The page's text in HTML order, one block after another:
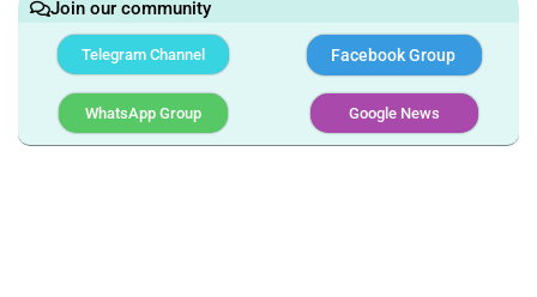
Join our community
Telegram Channel Facebook Group
WhatsApp Group Google News